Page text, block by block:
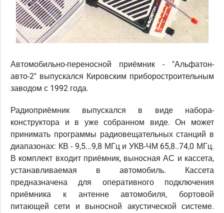
Автомобильно-переносной приёмник - "Альфатон-
авто-2" выпускался Кировским приборостроительным
заводом с 1992 года.
Радиоприёмник выпускался в виде набора-
конструктора и в уже собранном виде. Он может
принимать программы радиовещательных станций в
диапазонах: КВ - 9,5...9,8 МГц и УКВ-ЧМ 65,8..74,0 МГц.
В комплект входит приёмник, выносная АС и кассета,
устанавливаемая в автомобиль. Кассета
предназначена для оперативного подключения
приёмника к антенне автомобиля, бортовой
питающей сети и выносной акустической системе.